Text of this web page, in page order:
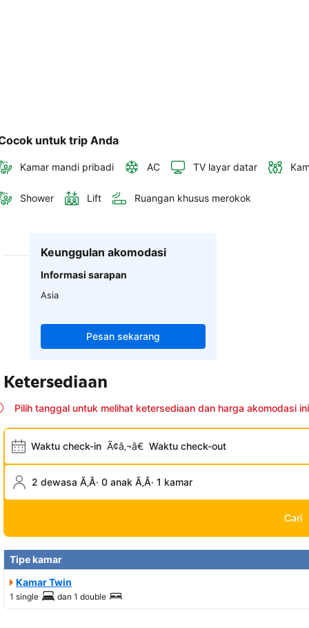
untuk trip Anda
Kamar mandi pribadi AC TV layar datar
Shower Lift Ruangan khusus merokok
Keunggulan akomodasi
Informasi sarapan
Asia
Pesan sekarang
Ketersediaan
Pilih tanggal untuk melihat ketersediaan dan harga akomodasi ini
Waktu check-in Ã¢â‚¬â€ Waktu check-out
2 dewasa Ã‚Â· 0 anak Ã‚Â· 1 kamar
Cari
Tipe kamar
Kamar Twin
1 single dan 1 double